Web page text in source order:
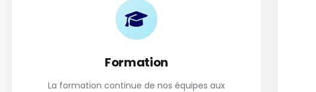
Formation
La formation continue de nos équipes aux